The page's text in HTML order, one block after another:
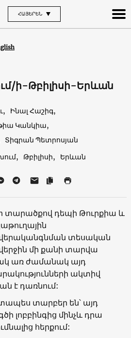
ՀԱՅԵՐԵՆ
ի-Թբիլիսի-Երևան
Ինալ Հաշիգ,
Կանկիա,
Տիգրան Պետրոսյան
Թբիլիսի, Երևան
տարածքով դեպի Թուրքիա և
տեսական
մի քանի տարվա
առ ժամանակ այդ
ակտիվ
է դառնում:
տարբեր են՝ այդ
լոբբինգից մինչև դրա
հերքում: